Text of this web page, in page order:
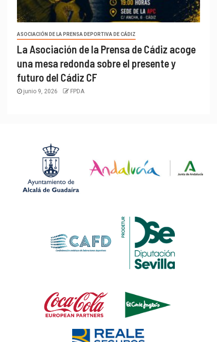
ASOCIACIÓN DE LA PRENSA DEPORTIVA DE CÁDIZ
La Asociación de la Prensa de Cádiz acoge
una mesa redonda sobre el presente y
futuro del Cádiz CF
junio 9, 2026 FPDA